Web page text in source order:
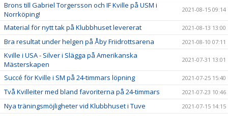
Brons till Gabriel Torgersson och IF Kville på USM i
Norrköping!
2021-08-15 09:14
Material för nytt tak på Klubbhuset levererat 2021-08-13 13:00
Bra resultat under helgen på Åby Friidrottsarena 2021-08-10 07:11
Kville i USA - Silver i Slägga på Amerikanska
Mästerskapen
2021-07-31 13:01
Succé för Kville i SM på 24-timmars löpning 2021-07-25 15:40
Två Kvilleiter med bland favoriterna på 24-timmars 2021-07-23 10:46
Nya träningsmöjligheter vid Klubbhuset i Tuve 2021-07-15 14:15